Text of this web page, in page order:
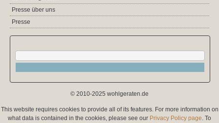
Presse über uns
Presse
© 2010-2025 wohlgeraten.de
This website requires cookies to provide all of its features. For more information on
what data is contained in the cookies, please see our Privacy Policy page. To